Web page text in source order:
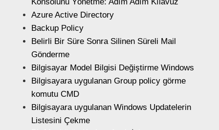
Azure Active Directory
Backup Policy
Belirli Bir Süre Sonra Silinen Süreli Mail
Gönderme
Bilgisayar Model Bilgisi Değiştirme Windows
Bilgisayara uygulanan Group policy görme
komutu CMD
Bilgisayara uygulanan Windows Updatelerin
Listesini Çekme